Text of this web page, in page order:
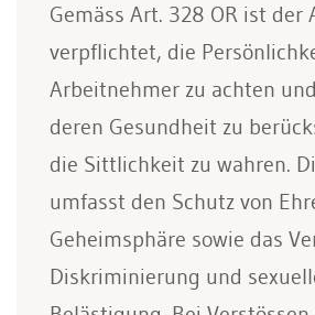
Gemäss Art. 328 OR ist der
verpflichtet, die
Arbeitnehmer zu achten
deren Gesundheit zu
die Sittlichkeit zu wahren.
umfasst den Schutz von
Geheimsphäre sowie das
Diskriminierung und